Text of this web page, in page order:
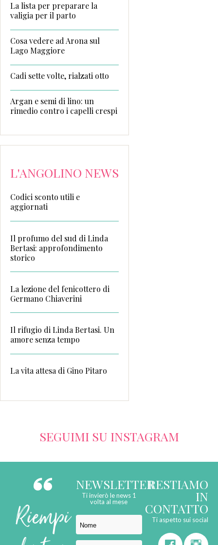
La lista per preparare la
valigia per il parto
Cosa vedere ad Arona sul
Lago Maggiore
Cadi sette volte, rialzati otto
Argan e semi di lino: un
rimedio contro i capelli crespi
L'ANGOLINO NEWS
Codici sconto utili e
aggiornati
Il profumo del sud di Linda
Bertasi: approfondimento
storico
La lezione del fenicottero di
Germano Chiaverini
Il rifugio di Linda Bertasi. Un
amore senza tempo
La vita attesa di Gino Pitaro
SEGUIMI SU INSTAGRAM
Riempi
NEWSLETTER
Ti invierò le news 1
volta al mese
RESTIAMO
IN
CONTATTO
Ti aspetto sui social